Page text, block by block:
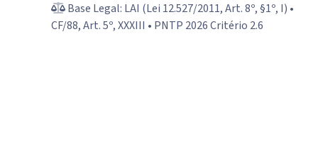
Base Legal: LAI (Lei 12.527/2011, Art. 8º, §1º, I) •
CF/88, Art. 5º, XXXIII • PNTP 2026 Critério 2.6